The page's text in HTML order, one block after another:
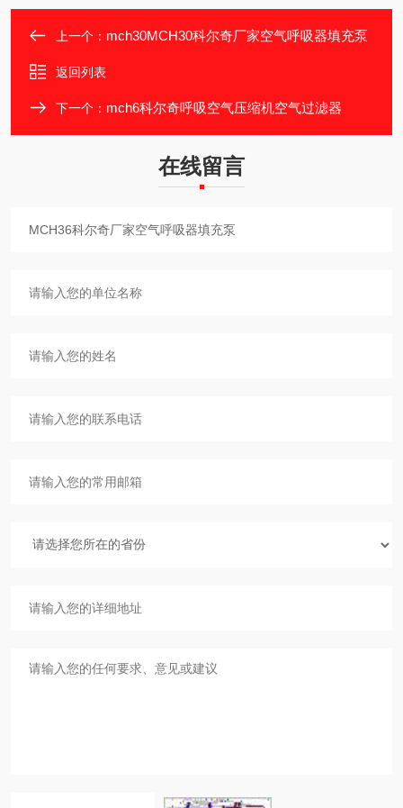
上一个： mch30MCH30科尔奇厂家空气呼吸器填充泵
返回列表
下一个： mch6科尔奇呼吸空气压缩机空气过滤器
在线留言